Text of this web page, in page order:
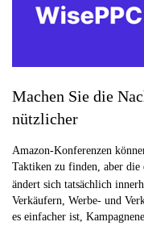
Machen Sie die
nützlicher
Amazon-Konferenzen
Taktiken zu finden, aber die
ändert sich tatsächlich
Verkäufern, Werbe- und
es einfacher ist,